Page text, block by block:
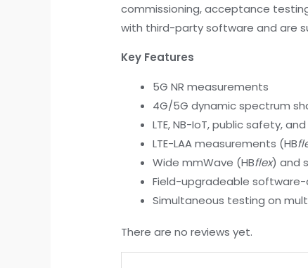
commissioning, acceptance
with third-party software and are
Key Features
5G NR measurements
4G/5G dynamic spectrum
LTE, NB-IoT, public safety,
LTE-LAA measurements (HB
Wide mmWave (HBflex) and
Field-upgradeable
Simultaneous testing on
There are no reviews yet.